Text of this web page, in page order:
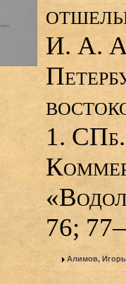
И. А.
1.
76;
Алимов,